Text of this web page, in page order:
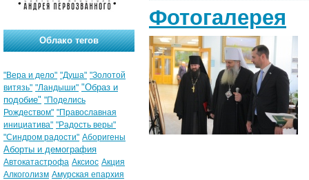
Фотогалерея
Облако тегов
"Вера и дело" "Душа" "Золотой
витязь" "Ландыши" "Образ и
подобие" "Поделись
Рождеством" "Православная
инициатива" "Радость веры"
"Синдром радости" Аборигены
Аборты и демография
Автокатастрофа Аксиос Акция
Алкоголизм Амурская епархия